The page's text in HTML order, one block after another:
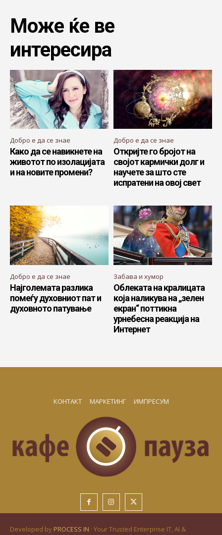
Може ќе ве
интересира
Добро е да се знае
Како да се навикнете на
животот по изолацијата
и на новите промени?
Добро е да се знае
Откријте го бројот на
својот кармички долг и
научете за што сте
испратени на овој свет
Добро е да се знае
Најголемата разлика
помеѓу духовниот пат и
духовното патување
Забава и хумор
Облеката на кралицата
која наликува на „зелен
екран“ поттикна
урнебесна реакција на
Интернет
КОНТАКТ МАРКЕТИНГ ИМПРЕСУМ
Developed by PROCESS IN · Your Trusted Enterprise IT, AI &